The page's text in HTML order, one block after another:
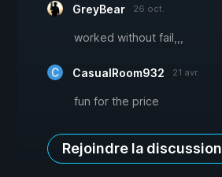
GreyBear 26 oct.
worked without fail,,,
CasualRoom932 21 avr.
fun for the price
Rejoindre la discussion